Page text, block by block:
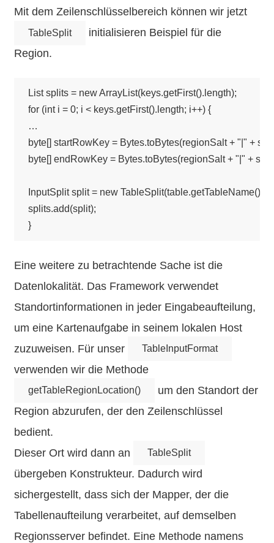
Mit dem Zeilenschlüsselbereich können wir jetzt
TableSplit
initialisieren Beispiel für die
Region.
List splits = new ArrayList(keys.getFirst().length);
for (int i = 0; i < keys.getFirst().length; i++) {
…
byte[] startRowKey = Bytes.toBytes(regionSalt + "|" +
byte[] endRowKey = Bytes.toBytes(regionSalt + "|" +
InputSplit split = new TableSplit(table.getTableName(),
splits.add(split);
}
Eine weitere zu betrachtende Sache ist die
Datenlokalität. Das Framework verwendet
Standortinformationen in jeder Eingabeaufteilung,
um eine Kartenaufgabe in seinem lokalen Host
zuzuweisen. Für unser
TableInputFormat
verwenden wir die Methode
getTableRegionLocation()
um den Standort der
Region abzurufen, der den Zeilenschlüssel
bedient.
Dieser Ort wird dann an
TableSplit
übergeben Konstrukteur. Dadurch wird
sichergestellt, dass sich der Mapper, der die
Tabellenaufteilung verarbeitet, auf demselben
Regionsserver befindet. Eine Methode namens